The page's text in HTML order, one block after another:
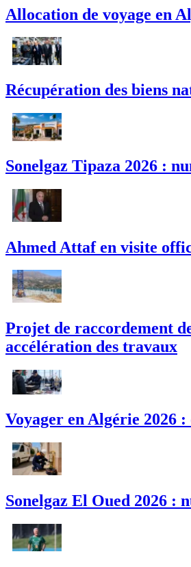
Allocation de voyage en
Récupération des biens
Sonelgaz Tipaza 2026 :
Ahmed Attaf en visite
Projet de raccordement
accélération des travaux
Voyager en Algérie 2026
Sonelgaz El Oued 2026 :